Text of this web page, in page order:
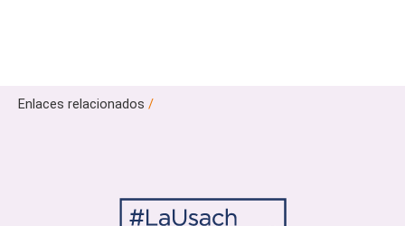
Enlaces relacionados /